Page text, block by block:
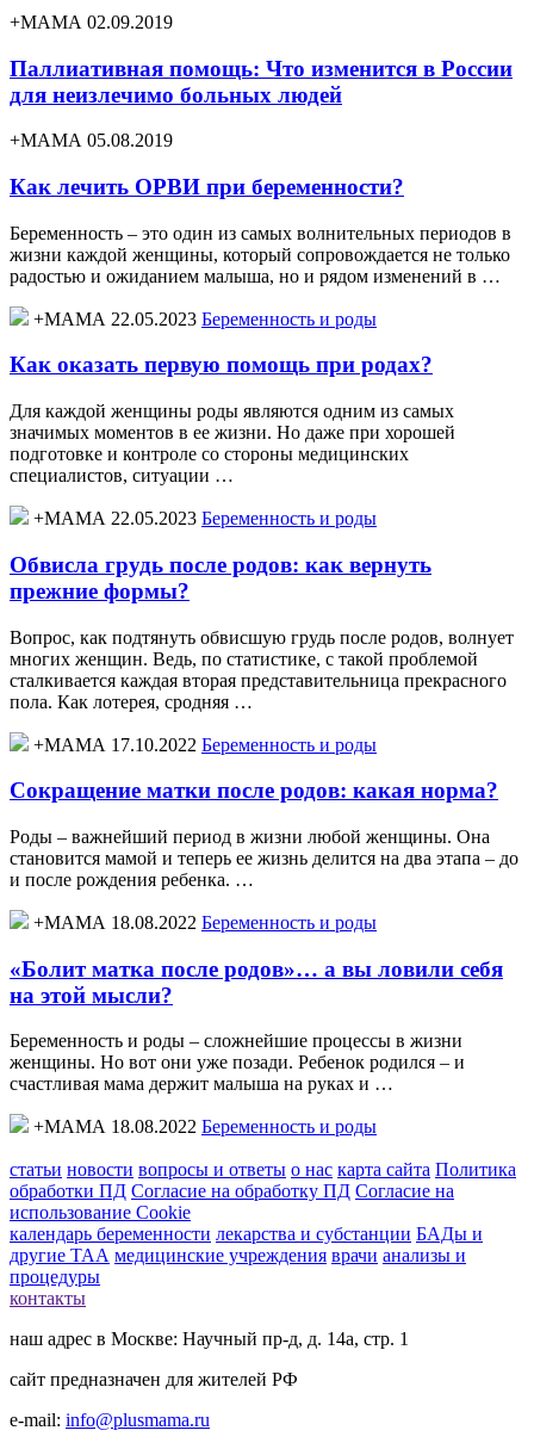
+МАМА 02.09.2019
Паллиативная помощь: Что изменится в России
для неизлечимо больных людей
+МАМА 05.08.2019
Как лечить ОРВИ при беременности?
Беременность – это один из самых волнительных периодов в
жизни каждой женщины, который сопровождается не только
радостью и ожиданием малыша, но и рядом изменений в …
+МАМА 22.05.2023 Беременность и роды
Как оказать первую помощь при родах?
Для каждой женщины роды являются одним из самых
значимых моментов в ее жизни. Но даже при хорошей
подготовке и контроле со стороны медицинских
специалистов, ситуации …
+МАМА 22.05.2023 Беременность и роды
Обвисла грудь после родов: как вернуть
прежние формы?
Вопрос, как подтянуть обвисшую грудь после родов, волнует
многих женщин. Ведь, по статистике, с такой проблемой
сталкивается каждая вторая представительница прекрасного
пола. Как лотерея, сродняя …
+МАМА 17.10.2022 Беременность и роды
Сокращение матки после родов: какая норма?
Роды – важнейший период в жизни любой женщины. Она
становится мамой и теперь ее жизнь делится на два этапа – до
и после рождения ребенка. …
+МАМА 18.08.2022 Беременность и роды
«Болит матка после родов»… а вы ловили себя
на этой мысли?
Беременность и роды – сложнейшие процессы в жизни
женщины. Но вот они уже позади. Ребенок родился – и
счастливая мама держит малыша на руках и …
+МАМА 18.08.2022 Беременность и роды
статьи новости вопросы и ответы о нас карта сайта Политика
обработки ПД Согласие на обработку ПД Согласие на
использование Cookie
календарь беременности лекарства и субстанции БАДы и
другие ТАА медицинские учреждения врачи анализы и
процедуры
контакты
наш адрес в Москве: Научный пр-д, д. 14а, стр. 1
сайт предназначен для жителей РФ
e-mail: info@plusmama.ru